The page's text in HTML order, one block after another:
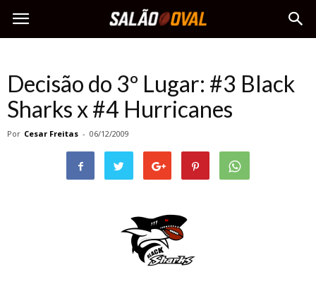
Decisão do 3º Lugar: #3 Black
Sharks x #4 Hurricanes
Por Cesar Freitas - 06/12/2009